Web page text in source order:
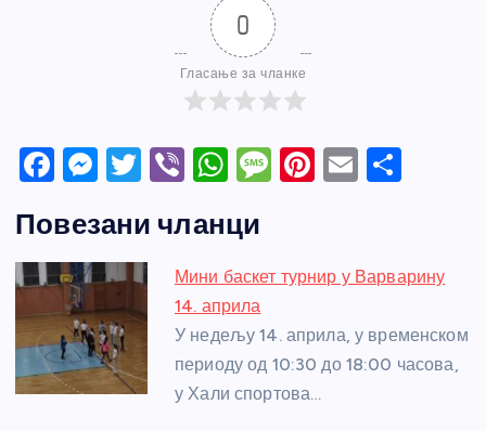
0
Гласање за чланке
F
c
e
b
o
o
k
M
ss
e
n
g
er
T
itt
er
Vi
er
W
at
s
A
p
p
M
a
e
Pi
e
E
e
Повезани чланци
Мини баскет турнир у Варварину
14. априла
У недељу 14. априла, у временском
периоду од 10:30 до 18:00 часова,
у Хали спортова…